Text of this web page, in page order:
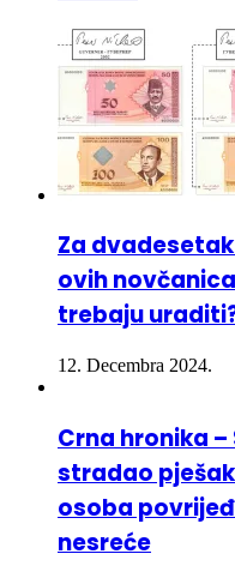
Za
ovih
trebaju uraditi?
12. Decembra 2024.
stradao
osoba
nesreće
6. Aprila 2021.